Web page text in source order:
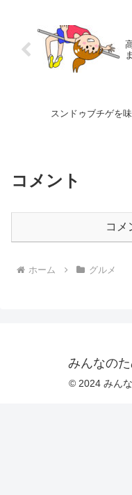
スンドゥブチゲを
コメント
コメ
ホーム グルメ
みんなの
© 2024 みん